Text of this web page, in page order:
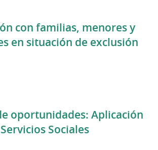
con familias, menores y
en situación de exclusión
oportunidades: Aplicación
Sociales